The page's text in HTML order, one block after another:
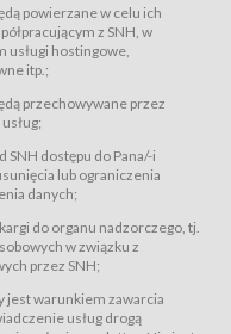
ustawy z dnia 18 lipca
(Dz.U. z 2002 r., Nr 144, poz.
Usługobiorców materiałów
w Serwisie,
Karnetów i Biletów,
w Sklepie.
elektroniczną (Dz.U. z 2002
są nieodpłatnie.
do Serwisu jest otwarty dla
z Serwisu jest zobowiązany
w Serwisie oraz zamówienie
powierzane w celu ich
z SNH, w
usługi hostingowe,
itp.;
przechowywane przez
SNH dostępu do Pana/-i
lub ograniczenia
danych;
do organu nadzorczego, tj.
w związku z
przez SNH;
jest warunkiem zawarcia
usług drogą